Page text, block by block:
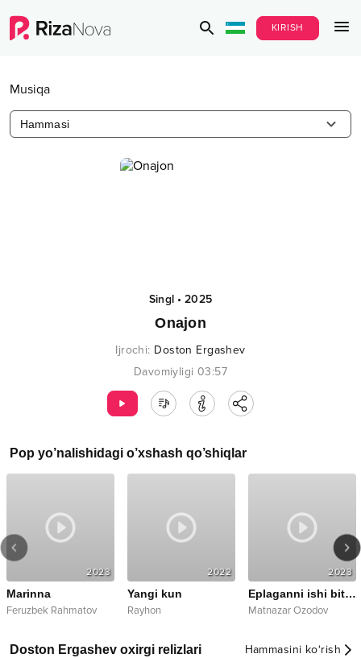
KIRISH
Musiqa
Hammasi
Singl•2025
Onajon
Ijrochi: Doston Ergashev
Davomiyligi 03:57
Pop yo’nalishidagi o’xshash qo’shiqlar
2023
Marinna
Feruzbek Rahmatov
2022
Yangi kun
Rayhon
2023
Eplaganni ishi bitarkan
Matnazar Ozodov
Doston Ergashev oxirgi relizlari Hammasini ko‘rish